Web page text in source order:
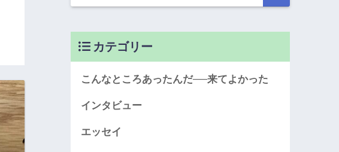
カテゴリー
こんなところあったんだ──来てよかった
インタビュー
エッセイ